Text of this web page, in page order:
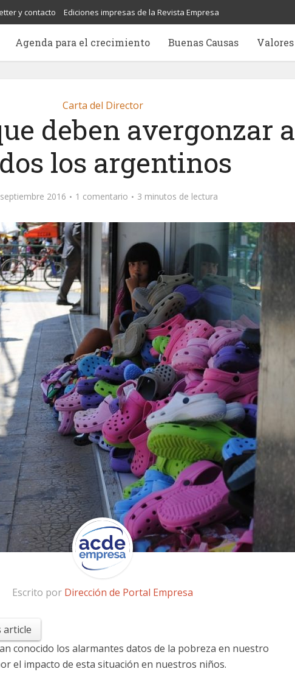
y contacto Ediciones impresas de la Revista Empresa
Agenda para el crecimiento Buenas Causas Valores
Carta del Director
deben avergonzar a
los argentinos
2016 1 comentario 3 minutos de lectura
Escrito por Dirección de Portal Empresa
article
conocido los alarmantes datos de la pobreza en nuestro
el impacto de esta situación en nuestros niños.